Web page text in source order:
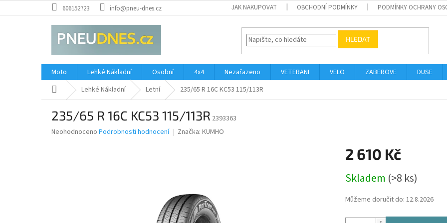
na
606152723 info@pneu-dnes.cz JAK NAKUPOVAT OBCHODNÍ PODMÍNKY PODMÍNKY OCHRANY
HLEDAT
Moto Lehké Nákladní Osobní 4x4 Nezařazeno VETERANI VELO ZABEROVE DUSE
Domů Lehké Nákladní Letní 235/65 R 16C KC53 115/113R
235/65 R 16C KC53 115/113R 2393363
Průměrné
Neohodnoceno Podrobnosti hodnocení Značka: KUMHO
2 610 Kč
cena:
Skladem (>8 ks)
Můžeme doručit do: 12.8.2026